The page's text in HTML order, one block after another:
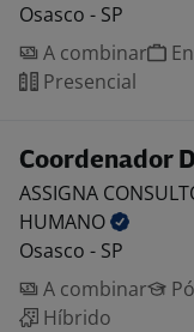
Osasco - SP
A combinar
Presencial
Coordenador
ASSIGNA
HUMANO
Osasco - SP
A combinar
Híbrido